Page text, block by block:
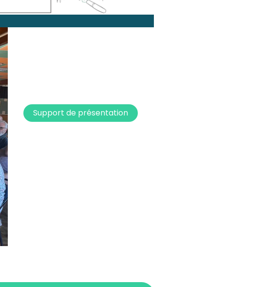
Support de présentation